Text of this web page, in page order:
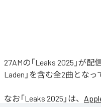
27AMの「Leaks 2025」が
Laden」を含む全2曲となっ
なお「Leaks 2025 」は、